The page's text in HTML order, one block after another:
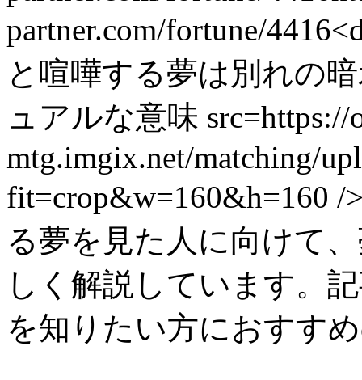
partner.com/fortune/4416
と喧嘩する夢は別れの
ュアルな意味 src=https://
mtg.imgix.net/matching/
fit=crop&w=160&h=160
る夢を見た人に向けて
しく解説しています。
を知りたい方におすす